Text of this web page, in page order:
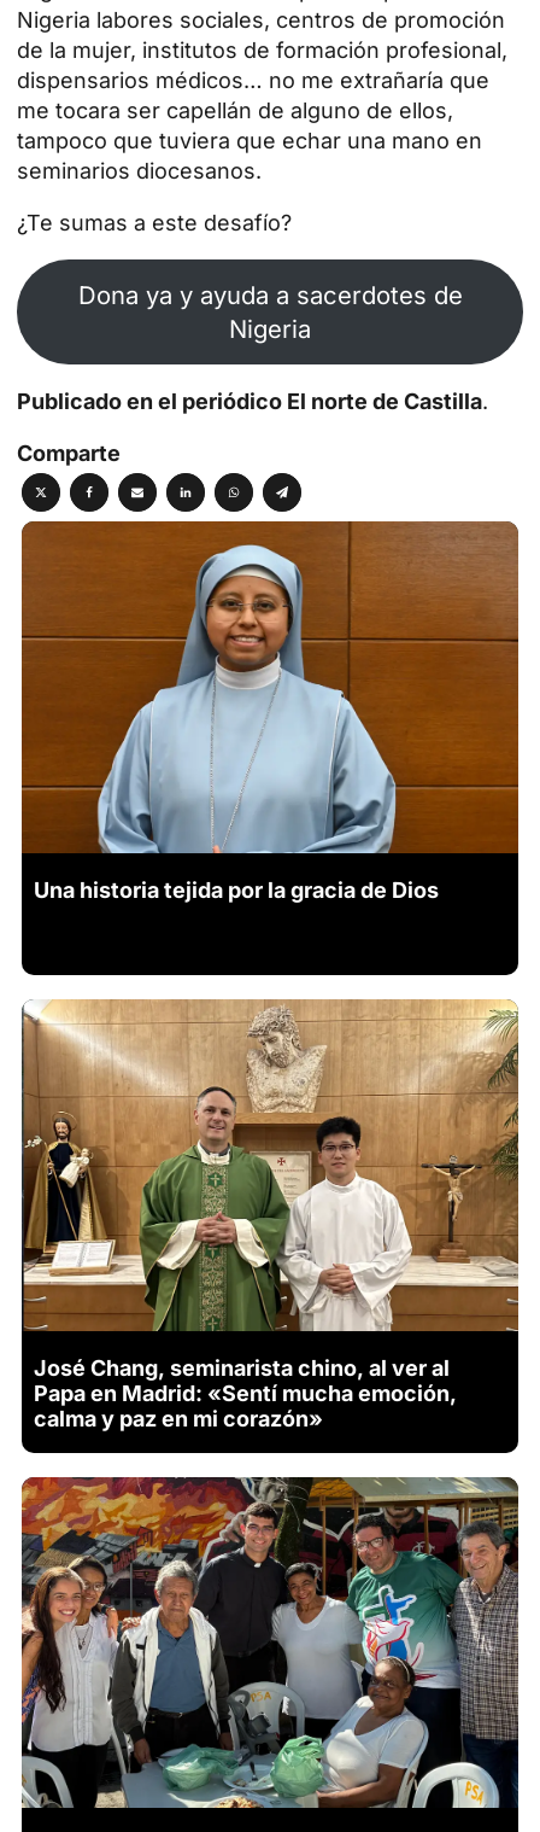
Nigeria labores sociales, centros de promoción
de la mujer, institutos de formación profesional,
dispensarios médicos… no me extrañaría que
me tocara ser capellán de alguno de ellos,
tampoco que tuviera que echar una mano en
seminarios diocesanos.
¿Te sumas a este desafío?
Dona ya y ayuda a sacerdotes de
Nigeria
Publicado en el periódico El norte de Castilla.
Comparte
Una historia tejida por la gracia de Dios
José Chang, seminarista chino, al ver al
Papa en Madrid: «Sentí mucha emoción,
calma y paz en mi corazón»